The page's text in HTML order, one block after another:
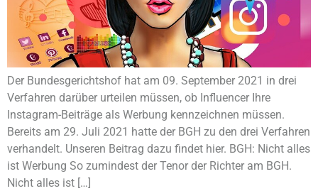
Der Bundesgerichtshof hat am 09. September 2021 in drei
Verfahren darüber urteilen müssen, ob Influencer Ihre
Instagram-Beiträge als Werbung kennzeichnen müssen.
Bereits am 29. Juli 2021 hatte der BGH zu den drei Verfahren
verhandelt. Unseren Beitrag dazu findet hier. BGH: Nicht alles
ist Werbung So zumindest der Tenor der Richter am BGH.
Nicht alles ist […]